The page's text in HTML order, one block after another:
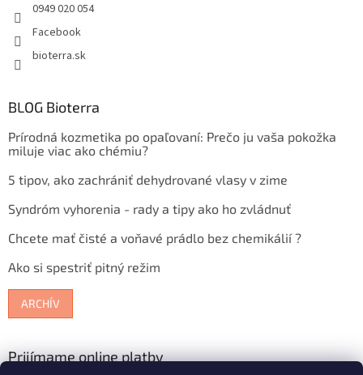
0949 020 054
Facebook
bioterra.sk
BLOG Bioterra
Prírodná kozmetika po opaľovaní: Prečo ju vaša pokožka
miluje viac ako chémiu?
5 tipov, ako zachrániť dehydrované vlasy v zime
Syndróm vyhorenia - rady a tipy ako ho zvládnuť
Chcete mať čisté a voňavé prádlo bez chemikálií ?
Ako si spestriť pitný režim
ARCHÍV
Prijímame online platby